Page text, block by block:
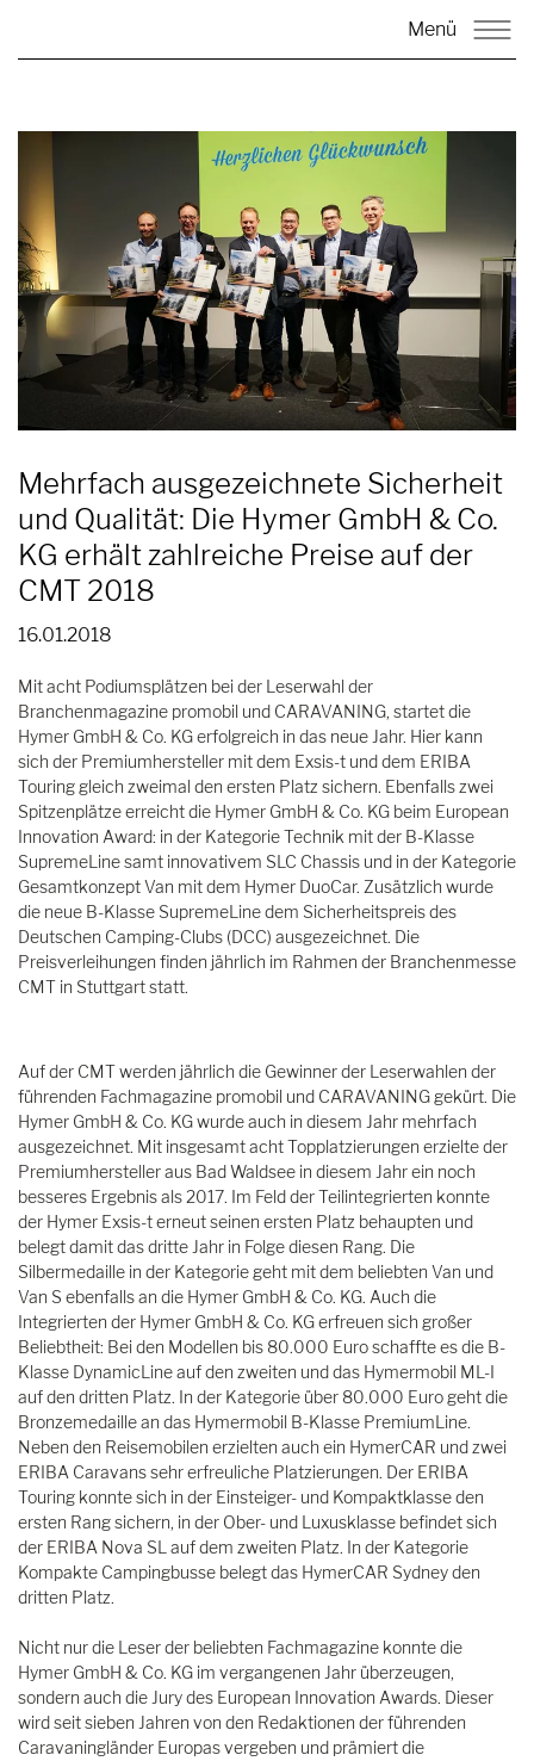
Menü
Mehrfach ausgezeichnete Sicherheit
und Qualität: Die Hymer GmbH & Co.
KG erhält zahlreiche Preise auf der
CMT 2018
16.01.2018
Mit acht Podiumsplätzen bei der Leserwahl der
Branchenmagazine promobil und CARAVANING, startet die
Hymer GmbH & Co. KG erfolgreich in das neue Jahr. Hier kann
sich der Premiumhersteller mit dem Exsis-t und dem ERIBA
Touring gleich zweimal den ersten Platz sichern. Ebenfalls zwei
Spitzenplätze erreicht die Hymer GmbH & Co. KG beim European
Innovation Award: in der Kategorie Technik mit der B-Klasse
SupremeLine samt innovativem SLC Chassis und in der Kategorie
Gesamtkonzept Van mit dem Hymer DuoCar. Zusätzlich wurde
die neue B-Klasse SupremeLine dem Sicherheitspreis des
Deutschen Camping-Clubs (DCC) ausgezeichnet. Die
Preisverleihungen finden jährlich im Rahmen der Branchenmesse
CMT in Stuttgart statt.
Auf der CMT werden jährlich die Gewinner der Leserwahlen der
führenden Fachmagazine promobil und CARAVANING gekürt. Die
Hymer GmbH & Co. KG wurde auch in diesem Jahr mehrfach
ausgezeichnet. Mit insgesamt acht Topplatzierungen erzielte der
Premiumhersteller aus Bad Waldsee in diesem Jahr ein noch
besseres Ergebnis als 2017. Im Feld der Teilintegrierten konnte
der Hymer Exsis-t erneut seinen ersten Platz behaupten und
belegt damit das dritte Jahr in Folge diesen Rang. Die
Silbermedaille in der Kategorie geht mit dem beliebten Van und
Van S ebenfalls an die Hymer GmbH & Co. KG. Auch die
Integrierten der Hymer GmbH & Co. KG erfreuen sich großer
Beliebtheit: Bei den Modellen bis 80.000 Euro schaffte es die B-
Klasse DynamicLine auf den zweiten und das Hymermobil ML-I
auf den dritten Platz. In der Kategorie über 80.000 Euro geht die
Bronzemedaille an das Hymermobil B-Klasse PremiumLine.
Neben den Reisemobilen erzielten auch ein HymerCAR und zwei
ERIBA Caravans sehr erfreuliche Platzierungen. Der ERIBA
Touring konnte sich in der Einsteiger- und Kompaktklasse den
ersten Rang sichern, in der Ober- und Luxusklasse befindet sich
der ERIBA Nova SL auf dem zweiten Platz. In der Kategorie
Kompakte Campingbusse belegt das HymerCAR Sydney den
dritten Platz.
Nicht nur die Leser der beliebten Fachmagazine konnte die
Hymer GmbH & Co. KG im vergangenen Jahr überzeugen,
sondern auch die Jury des European Innovation Awards. Dieser
wird seit sieben Jahren von den Redaktionen der führenden
Caravaningländer Europas vergeben und prämiert die